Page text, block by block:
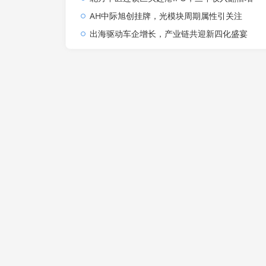
AH中际旭创挂牌，光模块周期属性引关注
出海驱动车企增长，产业链共迎新四化盛宴